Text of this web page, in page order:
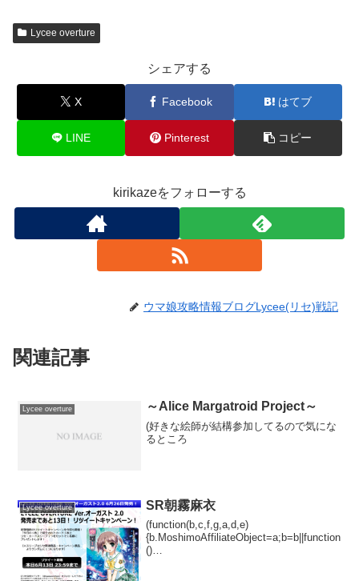
Lycee overture
シェアする
X Facebook はてブ
LINE Pinterest コピー
kirikazeをフォローする
ウマ娘攻略情報ブログLycee(リセ)戦記
関連記事
Lycee overture ～Alice Margatroid Project～
(好きな絵師が結構参加してるので気にな
るところ
Lycee overture SR朝霧麻衣
(function(b,c,f,g,a,d,e)
{b.MoshimoAffiliateObject=a;b=b||function
()